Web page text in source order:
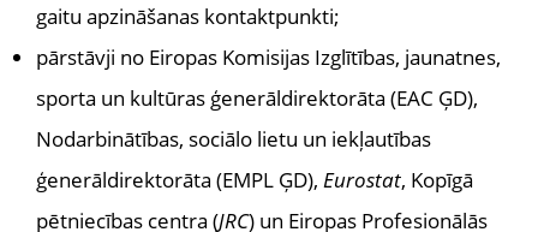
gaitu apzināšanas kontaktpunkti;
pārstāvji no Eiropas Komisijas Izglītības, jaunatnes,
sporta un kultūras ģenerāldirektorāta (EAC ĢD),
Nodarbinātības, sociālo lietu un iekļautības
ģenerāldirektorāta (EMPL ĢD), Eurostat, Kopīgā
pētniecības centra (JRC) un Eiropas Profesionālās